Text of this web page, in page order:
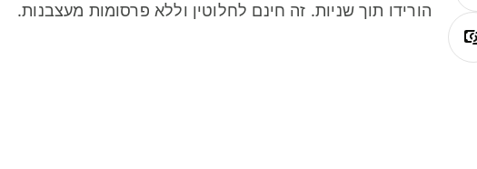
הורידו תוך שניות. זה חינם לחלוטין וללא פרסומות מעצבנות.